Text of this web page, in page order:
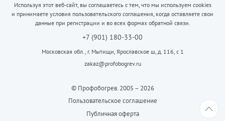
Используя этот веб-сайт, вы соглашаетесь с тем, что мы используем cookies
и принимаете условия пользовательского соглашения, когда оставляете свои
данные при регистрации и во всех формах обратной связи.
+7 (901) 180-33-00
Московская обл., г. Мытищи, Ярославское ш, д. 116, с 1
zakaz@profobogrev.ru
© Профобогрев. 2005 – 2026
Пользовательское соглашение
Публичная оферта